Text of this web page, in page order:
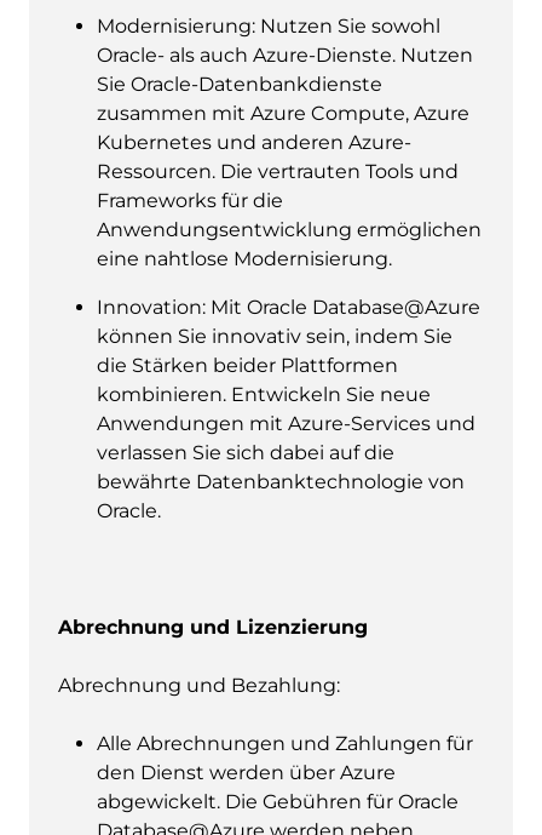
Modernisierung: Nutzen Sie sowohl
Oracle- als auch Azure-Dienste. Nutzen
Sie Oracle-Datenbankdienste
zusammen mit Azure Compute, Azure
Kubernetes und anderen Azure-
Ressourcen. Die vertrauten Tools und
Frameworks für die
Anwendungsentwicklung ermöglichen
eine nahtlose Modernisierung.
Innovation: Mit Oracle Database@Azure
können Sie innovativ sein, indem Sie
die Stärken beider Plattformen
kombinieren. Entwickeln Sie neue
Anwendungen mit Azure-Services und
verlassen Sie sich dabei auf die
bewährte Datenbanktechnologie von
Oracle.
Abrechnung und Lizenzierung
Abrechnung und Bezahlung:
Alle Abrechnungen und Zahlungen für
den Dienst werden über Azure
abgewickelt. Die Gebühren für Oracle
Database@Azure werden neben